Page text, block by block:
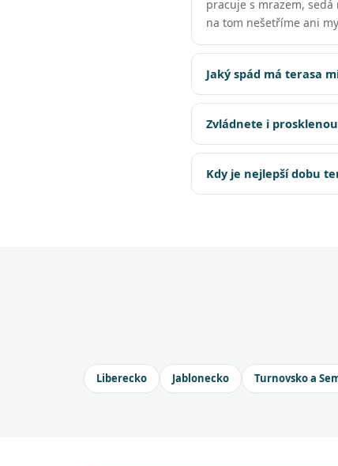
pracuje s mrazem,
na tom nešetříme ani
Jaký spád má terasa
Zvládnete i
Kdy je nejlepší dobu
Liberecko Jablonecko Turnovsko a